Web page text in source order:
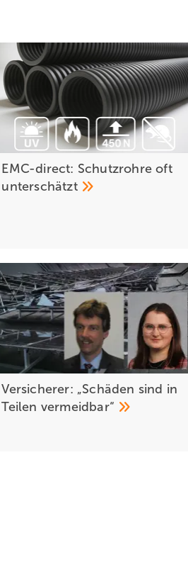
EMC-direct: Schutzrohre oft
unterschätzt
Versicherer: „Schäden sind in
Teilen vermeidbar“